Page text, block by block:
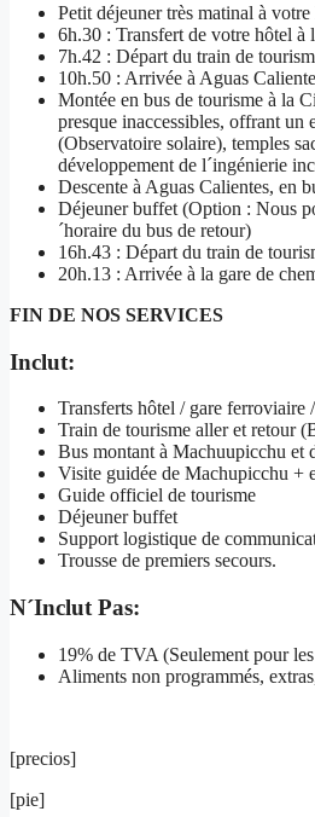
Petit déjeuner très matinal à votre
6h.30 : Transfert de votre hôtel à
7h.42 : Départ du train de
10h.50 : Arrivée à Aguas
Montée en bus de tourisme à la
presque inaccessibles, offrant un
(Observatoire solaire), temples
développement de l´ingénierie
Descente à Aguas Calientes, en
Déjeuner buffet (Option : Nous
´horaire du bus de retour)
16h.43 : Départ du train de
20h.13 : Arrivée à la gare de
FIN DE NOS SERVICES
Inclut:
Transferts hôtel / gare ferroviaire
Train de tourisme aller et retour
Bus montant à Machuupicchu et
Visite guidée de Machupicchu +
Guide officiel de tourisme
Déjeuner buffet
Support logistique de
Trousse de premiers secours.
N´Inclut Pas:
19% de TVA (Seulement pour
Aliments non programmés,
[precios]
[pie]